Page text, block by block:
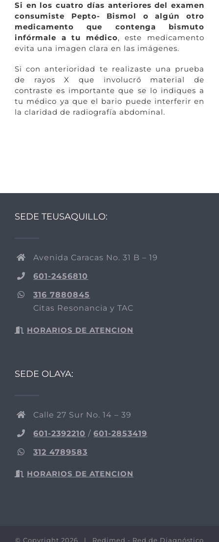
Si en los cuatro días anteriores del examen
consumiste Pepto- Bismol o algún otro
medicamento que contenga bismuto
infórmale a tu médico, este medicamento
evita una imagen clara en las imágenes.
Si con anterioridad te realizaste una prueba
de rayos X que involucró material de
contraste es importante que se lo indiques a
tu médico ya que el bario puede interferir en
la claridad de radiografía abdominal.
SEDE TEUSAQUILLO:
Avenida Caracas No. 31 B – 19
601-2456810
316 7880845
Citas Resonancia y TAC
HORARIOS DE ATENCION
SEDE OLAYA:
Calle 27 Sur No. 14 – 39
601-2392210 /601-2853419
312 4789583
HORARIOS DE ATENCION
© Copyright 2026 | Redimed - Red de Diagnóstico